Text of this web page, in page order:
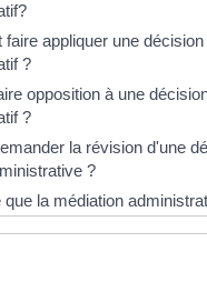
faire appliquer une décision
?
opposition à une
?
la révision d'une
?
la médiation